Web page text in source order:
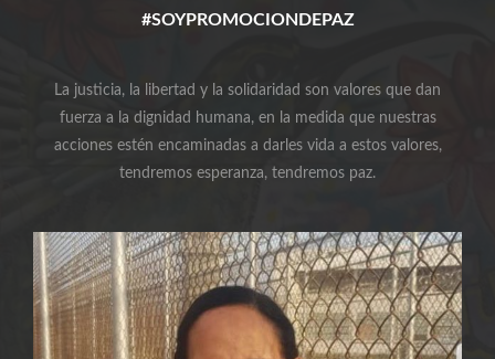
#SOYPROMOCIONDEPAZ
La justicia, la libertad y la solidaridad son valores que dan
fuerza a la dignidad humana, en la medida que nuestras
acciones estén encaminadas a darles vida a estos valores,
tendremos esperanza, tendremos paz.